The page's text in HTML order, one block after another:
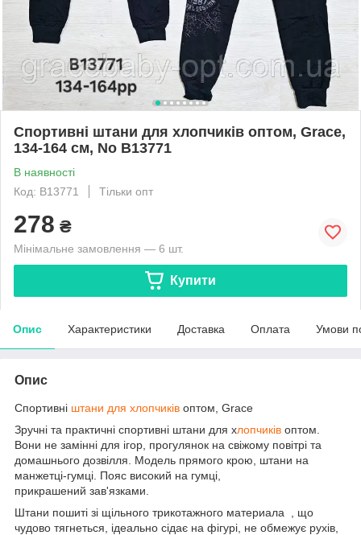
Спортивні штани для хлопчиків оптом, Grace,
134-164 см, No B13771
В наявності
Код: B13771
Тільки опт
278 ₴
Мінімальне замовлення — 6 шт.
Купити
Опис Характеристики Доставка Оплата Умови
Опис
Спортивні штани для хлопчиків оптом, Grace
Зручні та практичні спортивні штани для хлопчиків оптом.
Вони не замінні для ігор, прогулянок на свіжому повітрі та
домашнього дозвілля. Модель прямого крою, штани на
манжетці-гумці. Пояс високий на гумці,
прикрашений зав'язками.
Штани пошиті зі щільного трикотажного материала , що
чудово тягнеться, ідеально сідає на фігурі, не обмежує рухів,